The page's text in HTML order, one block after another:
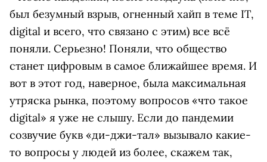
был безумный взрыв, огненный хайп в теме IT,
digital и всего, что связано с этим) все всё
поняли. Серьезно! Поняли, что общество
станет цифровым в самое ближайшее время. И
вот в этот год, наверное, была максимальная
утряска рынка, поэтому вопросов «что такое
digital» я уже не слышу. Если до пандемии
созвучие букв «ди-джи-тал» вызывало какие-
то вопросы у людей из более, скажем так,